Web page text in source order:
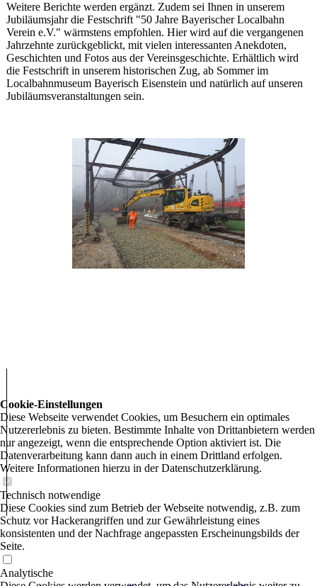
Weitere Berichte werden ergänzt. Zudem sei Ihnen in unserem
Jubiläumsjahr die Festschrift "50 Jahre Bayerischer Localbahn
Verein e.V." wärmstens empfohlen. Hier wird auf die vergangenen
Jahrzehnte zurückgeblickt, mit vielen interessanten Anekdoten,
Geschichten und Fotos aus der Vereinsgeschichte. Erhältlich wird
die Festschrift in unserem historischen Zug, ab Sommer im
Localbahnmuseum Bayerisch Eisenstein und natürlich auf unseren
Jubiläumsveranstaltungen sein.
Cookie-Einstellungen
Diese Webseite verwendet Cookies, um Besuchern ein optimales
Nutzererlebnis zu bieten. Bestimmte Inhalte von Drittanbietern werden
nur angezeigt, wenn die entsprechende Option aktiviert ist. Die
Datenverarbeitung kann dann auch in einem Drittland erfolgen.
Weitere Informationen hierzu in der Datenschutzerklärung.
Technisch notwendige
Diese Cookies sind zum Betrieb der Webseite notwendig, z.B. zum
Schutz vor Hackerangriffen und zur Gewährleistung eines
konsistenten und der Nachfrage angepassten Erscheinungsbilds der
Seite.
Analytische